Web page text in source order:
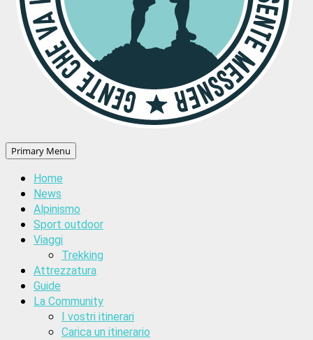
Primary Menu
Home
News
Alpinismo
Sport outdoor
Viaggi
Trekking
Attrezzatura
Guide
La Community
I vostri itinerari
Carica un itinerario